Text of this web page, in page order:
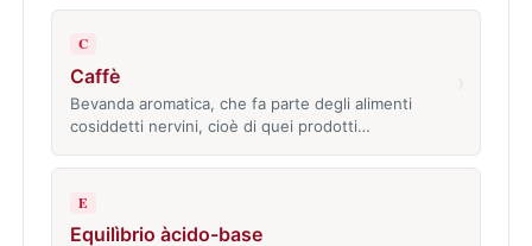
C
Caffè
Bevanda aromatica, che fa parte degli alimenti
cosiddetti nervini, cioè di quei prodotti…
E
Equilìbrio àcido-base